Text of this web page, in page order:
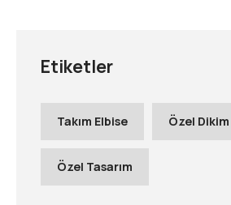
Etiketler
Takım Elbise Özel Dikim
Özel Tasarım